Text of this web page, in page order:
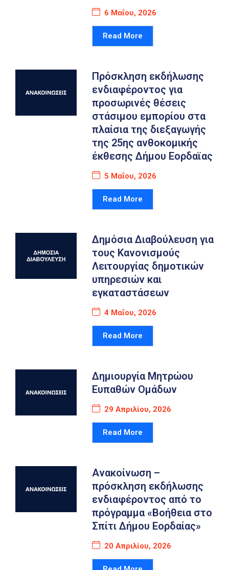
6 Μαΐου, 2026
Read More
Πρόσκληση εκδήλωσης
ενδιαφέροντος για
προσωρινές θέσεις
στάσιμου εμπορίου στα
πλαίσια της διεξαγωγής
της 25ης ανθοκομικής
έκθεσης Δήμου Εορδαϊας
5 Μαΐου, 2026
Read More
Δημόσια Διαβούλευση για
τους Κανονισμούς
Λειτουργίας δημοτικών
υπηρεσιών και
εγκαταστάσεων
4 Μαΐου, 2026
Read More
Δημιουργία Μητρώου
Ευπαθών Ομάδων
29 Απριλίου, 2026
Read More
Ανακοίνωση –
πρόσκληση εκδήλωσης
ενδιαφέροντος από το
πρόγραμμα «Βοήθεια στο
Σπίτι Δήμου Εορδαίας»
20 Απριλίου, 2026